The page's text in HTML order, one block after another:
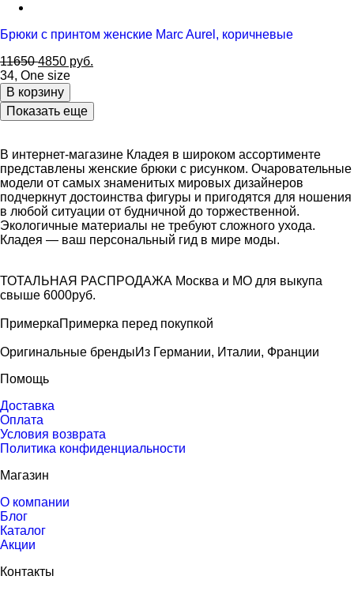
Брюки с принтом женские Marc Aurel, коричневые
11650 4850 руб.
34, One size
В корзину
Показать еще
В интернет-магазине Кладея в широком ассортименте
представлены женские брюки с рисунком. Очаровательные
модели от самых знаменитых мировых дизайнеров
подчеркнут достоинства фигуры и пригодятся для ношения
в любой ситуации от будничной до торжественной.
Экологичные материалы не требуют сложного ухода.
Кладея — ваш персональный гид в мире моды.
ТОТАЛЬНАЯ РАСПРОДАЖА Москва и МО для выкупа
свыше 6000руб.
ПримеркаПримерка перед покупкой
Оригинальные брендыИз Германии, Италии, Франции
Помощь
Доставка
Оплата
Условия возврата
Политика конфиденциальности
Магазин
О компании
Блог
Каталог
Акции
Контакты